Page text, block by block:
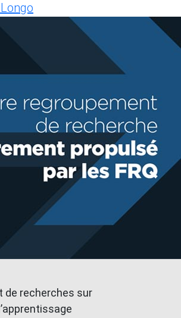
de recherches sur